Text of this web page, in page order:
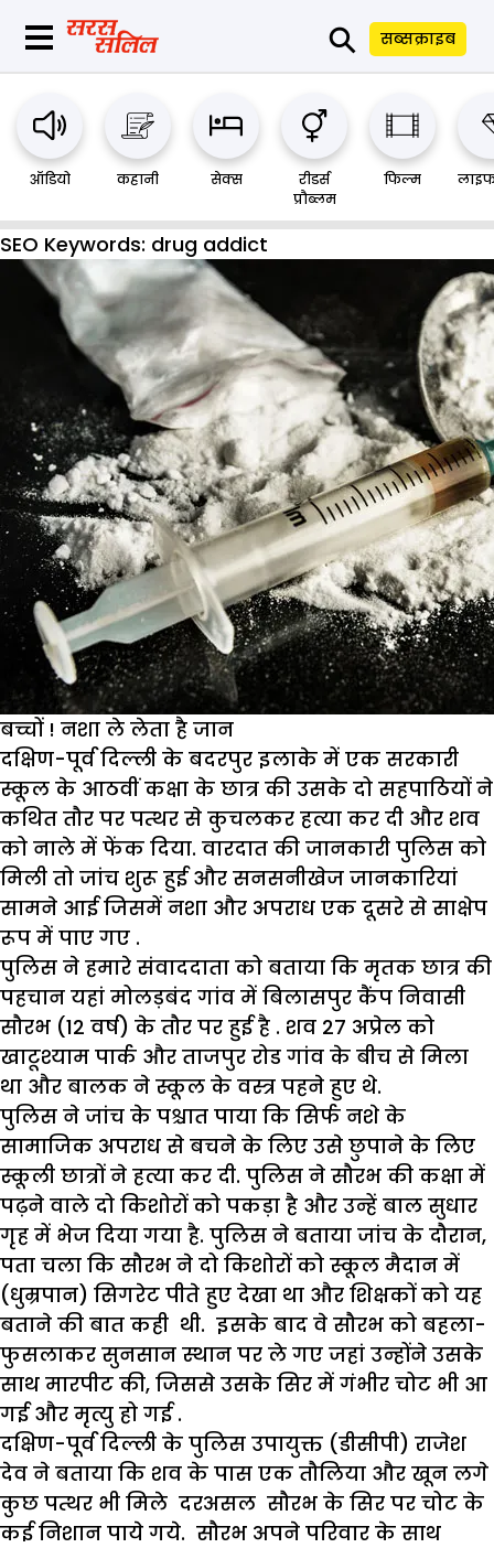
⚲ सब्सक्राइब
ऑडियो कहानी सेक्स
रीडर्स
प्रौब्लम
फिल्म
SEO Keywords: drug addict
बच्चों ! नशा ले लेता है जान
दक्षिण-पूर्व दिल्ली के बदरपुर इलाके में एक सरकारी
स्कूल के आठवीं कक्षा के छात्र की उसके दो सहपाठियों ने
कथित तौर पर पत्थर से कुचलकर हत्या कर दी और शव
को नाले में फेंक दिया. वारदात की जानकारी पुलिस को
मिली तो जांच शुरू हुई और सनसनीखेज जानकारियां
सामने आई जिसमें नशा और अपराध एक दूसरे से साक्षेप
रूप में पाए गए .
पुलिस ने हमारे संवाददाता को बताया कि मृतक छात्र की
पहचान यहां मोलड़बंद गांव में बिलासपुर कैंप निवासी
सौरभ (12 वर्ष) के तौर पर हुई है . शव 27 अप्रेल को
खाटूश्याम पार्क और ताजपुर रोड गांव के बीच से मिला
था और बालक ने स्कूल के वस्त्र पहने हुए थे.
पुलिस ने जांच के पश्चात पाया कि सिर्फ नशे के
सामाजिक अपराध से बचने के लिए उसे छुपाने के लिए
स्कूली छात्रों ने हत्या कर दी. पुलिस ने सौरभ की कक्षा में
पढ़ने वाले दो किशोरों को पकड़ा है और उन्हें बाल सुधार
गृह में भेज दिया गया है. पुलिस ने बताया जांच के दौरान,
पता चला कि सौरभ ने दो किशोरों को स्कूल मैदान में
(धुम्रपान) सिगरेट पीते हुए देखा था और शिक्षकों को यह
बताने की बात कही थी. इसके बाद वे सौरभ को बहला-
फुसलाकर सुनसान स्थान पर ले गए जहां उन्होंने उसके
साथ मारपीट की, जिससे उसके सिर में गंभीर चोट भी आ
गई और मृत्यु हो गई .
दक्षिण-पूर्व दिल्ली के पुलिस उपायुक्त (डीसीपी) राजेश
देव ने बताया कि शव के पास एक तौलिया और खून लगे
कुछ पत्थर भी मिले दरअसल सौरभ के सिर पर चोट के
कई निशान पाये गये. सौरभ अपने परिवार के साथ